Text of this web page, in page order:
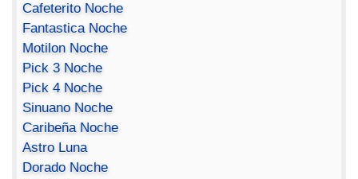
Cafeterito Noche
Fantastica Noche
Motilon Noche
Pick 3 Noche
Pick 4 Noche
Sinuano Noche
Caribeña Noche
Astro Luna
Dorado Noche